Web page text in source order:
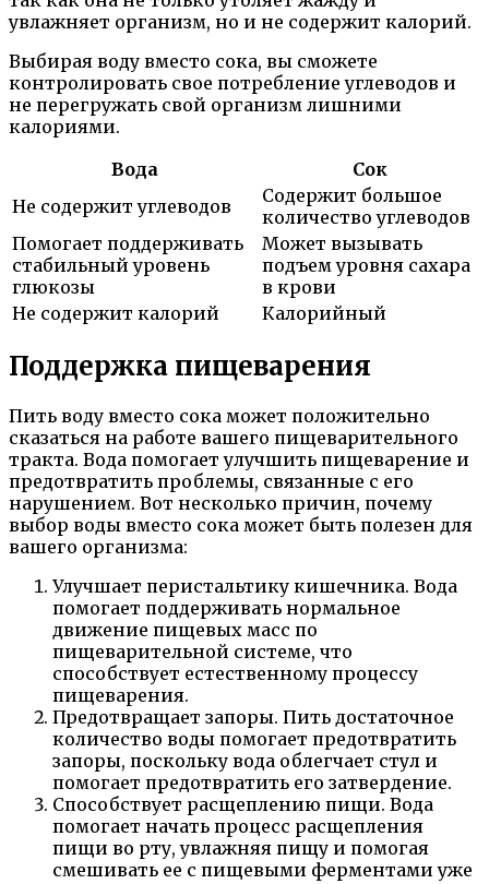
увлажняет организм, но и не содержит калорий.
Выбирая воду вместо сока, вы сможете
контролировать свое потребление углеводов и
не перегружать свой организм лишними
калориями.
Вода
Сок
Не содержит углеводов
Содержит большое
количество углеводов
Помогает поддерживать
стабильный уровень
глюкозы
Может вызывать
подъем уровня сахара
в крови
Не содержит калорий
Калорийный
Поддержка пищеварения
Пить воду вместо сока может положительно
сказаться на работе вашего пищеварительного
тракта. Вода помогает улучшить пищеварение и
предотвратить проблемы, связанные с его
нарушением. Вот несколько причин, почему
выбор воды вместо сока может быть полезен для
вашего организма:
Улучшает перистальтику кишечника. Вода
помогает поддерживать нормальное
движение пищевых масс по
пищеварительной системе, что
способствует естественному процессу
пищеварения.
Предотвращает запоры. Пить достаточное
количество воды помогает предотвратить
запоры, поскольку вода облегчает стул и
помогает предотвратить его затвердение.
Способствует расщеплению пищи. Вода
помогает начать процесс расщепления
пищи во рту, увлажняя пищу и помогая
смешивать ее с пищевыми ферментами уже